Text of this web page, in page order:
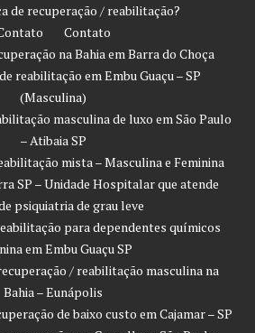
de recuperação / reabilitação?
Contato
na Bahia em Barra do Choça
reabilitação em Embu Guaçu – SP
(Masculina)
masculina de luxo em São Paulo
– Atibaia SP
mista – Masculina e Feminina
SP – Unidade Hospitalar que atende
psiquiatria de grau leve
para dependentes químicos
em Embu Guaçu SP
/ reabilitação masculina na
Bahia – Eunápolis
de baixo custo em Cajamar – SP